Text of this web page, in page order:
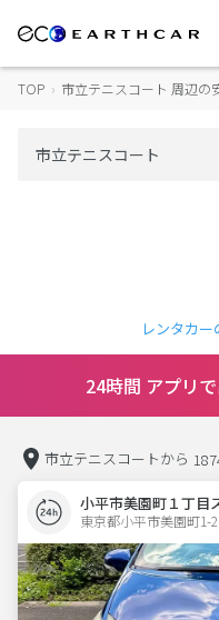
TOP › 市立テニスコート 周辺の
レンタカ
24時間 アプリ
市立テニスコートから
小平市美園町１丁目
東京都小平市美園町1-